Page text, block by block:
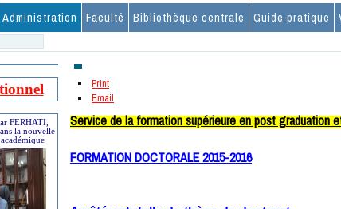
Administration Faculté Bibliothèque centrale Guide pratique
FERHATI,
la nouvelle
Print
Email
Service de la formation supérieure en post graduation
FORMATION DOCTORALE 2015-2016